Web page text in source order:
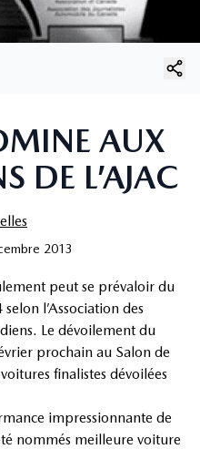
AUX
DE L’AJAC
2013
peut se prévaloir du
l’Association des
Le dévoilement du
prochain au Salon de
finalistes dévoilées
impressionnante de
nommés meilleure voiture